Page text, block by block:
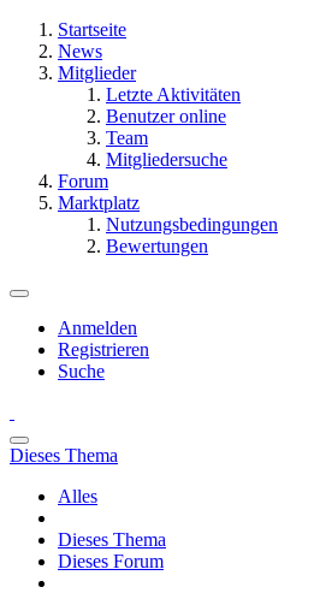
Startseite
News
Mitglieder
Letzte Aktivitäten
Benutzer online
Team
Mitgliedersuche
Forum
Marktplatz
Nutzungsbedingungen
Bewertungen
Anmelden
Registrieren
Suche
Dieses Thema
Alles
Dieses Thema
Dieses Forum